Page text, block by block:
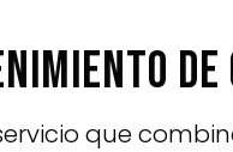
que